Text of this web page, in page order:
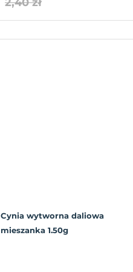
Cynia wytworna daliowa
mieszanka 1.50g